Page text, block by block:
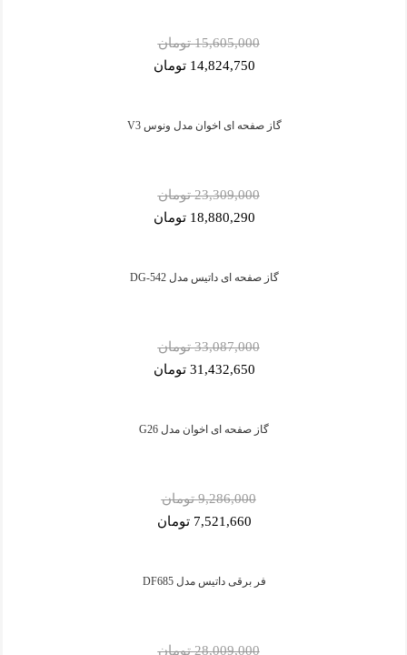
15,605,000 تومان
14,824,750 تومان
گاز صفحه ای اخوان مدل ونوس V3
23,309,000 تومان
18,880,290 تومان
گاز صفحه ای داتیس مدل DG-542
33,087,000 تومان
31,432,650 تومان
گاز صفحه ای اخوان مدل G26
9,286,000 تومان
7,521,660 تومان
فر برقی داتیس مدل DF685
28,009,000 تومان